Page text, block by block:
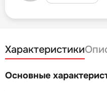
Характеристики
Основные